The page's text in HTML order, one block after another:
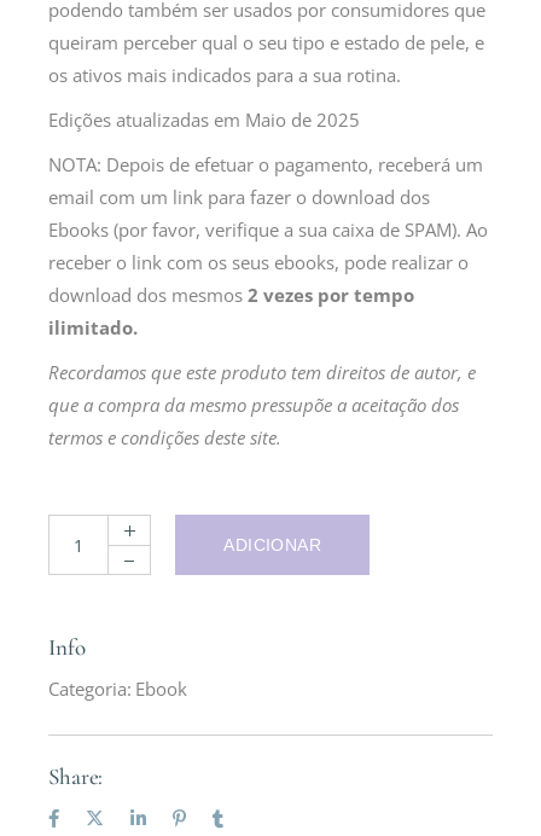
podendo também ser usados por consumidores que
queiram perceber qual o seu tipo e estado de pele, e
os ativos mais indicados para a sua rotina.
Edições atualizadas em Maio de 2025
NOTA: Depois de efetuar o pagamento, receberá um
email com um link para fazer o download dos
Ebooks (por favor, verifique a sua caixa de SPAM). Ao
receber o link com os seus ebooks, pode realizar o
download dos mesmos2 vezes por tempo
ilimitado.
Recordamos que este produto tem direitos de autor, e
que a compra da mesmo pressupõe a aceitação dos
termos e condições deste site.
ADICIONAR
Info
Categoria: Ebook
Share: